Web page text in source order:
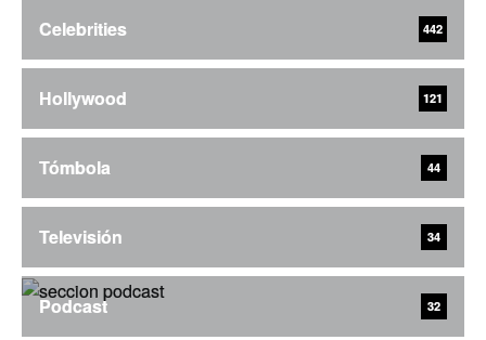
Celebrities 442
Hollywood 121
Tómbola 44
Televisión 34
Podcast 32